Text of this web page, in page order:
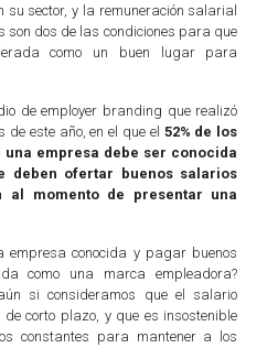
sector, y la remuneración salarial
dos de las condiciones para que
como un buen lugar para
de employer branding que realizó
este año, en el que el 52% de los
empresa debe ser conocida
deben ofertar buenos salarios
al momento de presentar una
empresa conocida y pagar buenos
como una marca empleadora?
si consideramos que el salario
corto plazo, y que es insostenible
constantes para mantener a los